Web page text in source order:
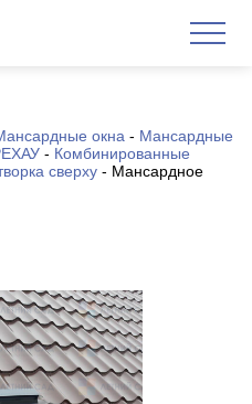
окна - Мансардные
- Комбинированные
сверху - Мансардное